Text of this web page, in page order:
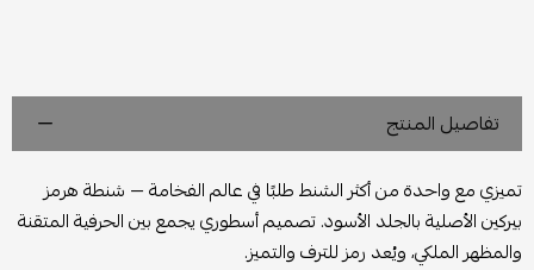
تفاصيل المنتج
تميزي مع واحدة من أكثر الشنط طلبًا في عالم الفخامة — شنطة هرمز
بيركين الأصلية بالجلد الأسود. تصميم أسطوري يجمع بين الحرفية المتقنة
والمظهر الملكي، ويُعد رمز للترف والتميز.